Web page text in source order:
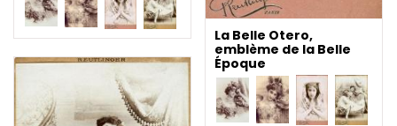
La Belle Otero,
emblème de la Belle
Époque